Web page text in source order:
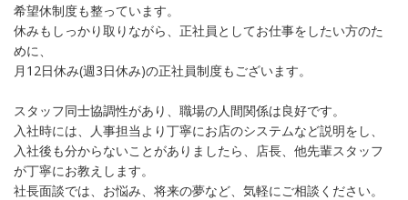
希望休制度も整っています。
休みもしっかり取りながら、正社員としてお仕事をしたい方のた
めに、
月12日休み(週3日休み)の正社員制度もございます。
スタッフ同士協調性があり、職場の人間関係は良好です。
入社時には、人事担当より丁寧にお店のシステムなど説明をし、
入社後も分からないことがありましたら、店長、他先輩スタッフ
が丁寧にお教えします。
社長面談では、お悩み、将来の夢など、気軽にご相談ください。